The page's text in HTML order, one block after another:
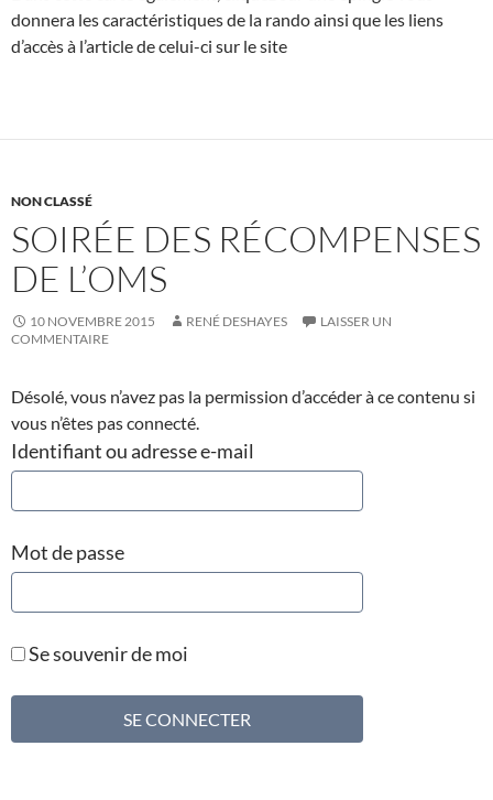
donnera les caractéristiques de la rando ainsi que les liens
d’accès à l’article de celui-ci sur le site
NON CLASSÉ
SOIRÉE DES RÉCOMPENSES
DE L’OMS
10 NOVEMBRE 2015 RENÉ DESHAYES
LAISSER UN
COMMENTAIRE
Désolé, vous n’avez pas la permission d’accéder à ce contenu si
vous n’êtes pas connecté.
Identifiant ou adresse e-mail
Mot de passe
Se souvenir de moi